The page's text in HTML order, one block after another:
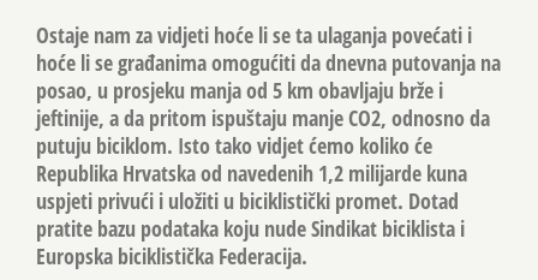
Ostaje nam za vidjeti hoće li se ta ulaganja povećati i
hoće li se građanima omogućiti da dnevna putovanja na
posao, u prosjeku manja od 5 km obavljaju brže i
jeftinije, a da pritom ispuštaju manje CO2, odnosno da
putuju biciklom. Isto tako vidjet ćemo koliko će
Republika Hrvatska od navedenih 1,2 milijarde kuna
uspjeti privući i uložiti u biciklistički promet. Dotad
pratite bazu podataka koju nude Sindikat biciklista i
Europska biciklistička Federacija.